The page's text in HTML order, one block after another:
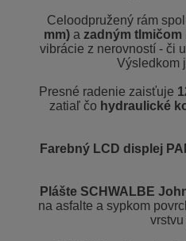
Celoodpružený rám
mm) a zadným tlmičom
vibrácie z nerovností - či
Výsledkom
Presné radenie zaisťuje
zatiaľ čo hydraulické
Farebný LCD displej
Plášte SCHWALBE
na asfalte a sypkom